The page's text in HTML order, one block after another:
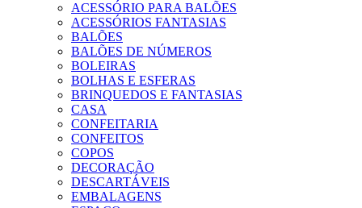
ACESSÓRIO PARA BALÕES
ACESSÓRIOS FANTASIAS
BALÕES
BALÕES DE NÚMEROS
BOLEIRAS
BOLHAS E ESFERAS
BRINQUEDOS E FANTASIAS
CASA
CONFEITARIA
CONFEITOS
COPOS
DECORAÇÃO
DESCARTÁVEIS
EMBALAGENS